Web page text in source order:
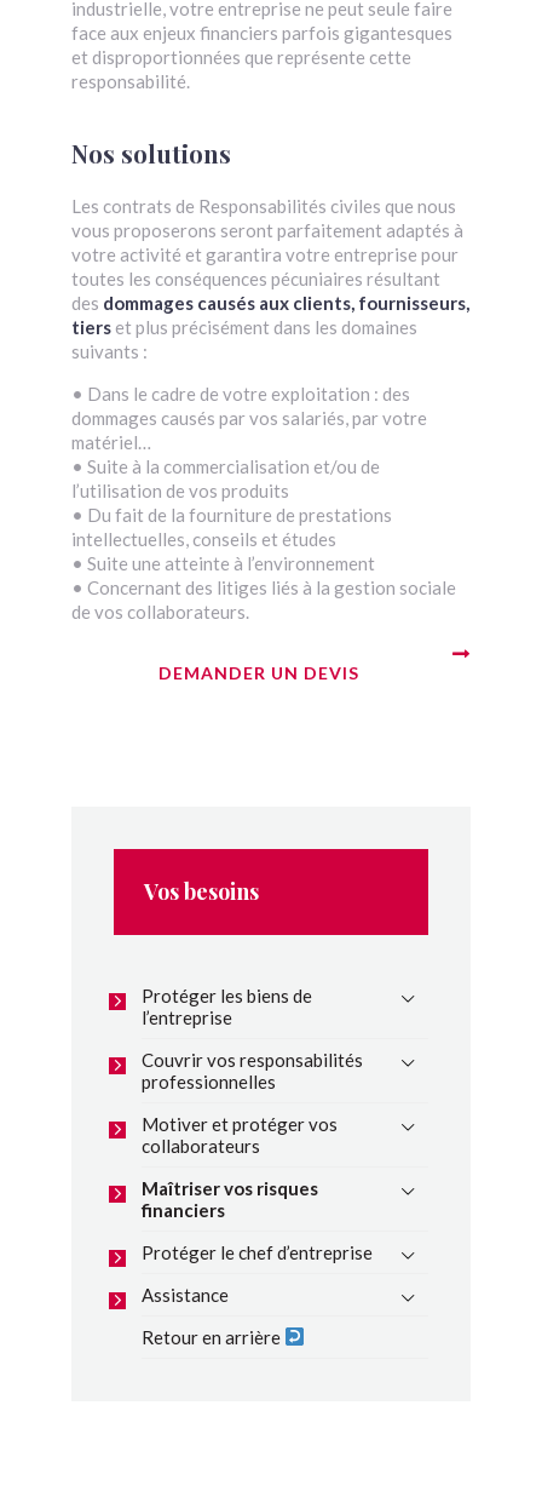
industrielle, votre entreprise ne peut seule faire
face aux enjeux financiers parfois gigantesques
et disproportionnées que représente cette
responsabilité.
Nos solutions
Les contrats de Responsabilités civiles que nous
vous proposerons seront parfaitement adaptés à
votre activité et garantira votre entreprise pour
toutes les conséquences pécuniaires résultant
des dommages causés aux clients, fournisseurs,
tiers et plus précisément dans les domaines
suivants :
• Dans le cadre de votre exploitation : des
dommages causés par vos salariés, par votre
matériel…
• Suite à la commercialisation et/ou de
l’utilisation de vos produits
• Du fait de la fourniture de prestations
intellectuelles, conseils et études
• Suite une atteinte à l’environnement
• Concernant des litiges liés à la gestion sociale
de vos collaborateurs.
DEMANDER UN DEVIS
Vos besoins
Protéger les biens de
l’entreprise
Couvrir vos responsabilités
professionnelles
Motiver et protéger vos
collaborateurs
Maîtriser vos risques
financiers
Protéger le chef d’entreprise
Assistance
Retour en arrière